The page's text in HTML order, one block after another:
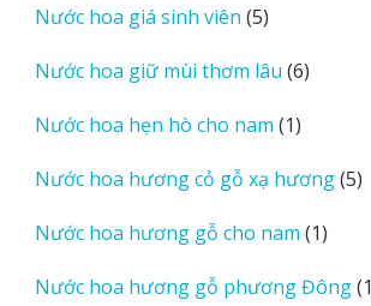
Nước hoa giá sinh viên 55
phẩm
Nước hoa giữ mùi thơm lâu 66
Nước hoa hẹn hò cho nam 11
phẩm
Nước hoa hương cỏ gỗ xạ hương 55
Nước hoa hương gỗ cho nam 11
phẩm
Nước hoa hương gỗ phương Đông 1